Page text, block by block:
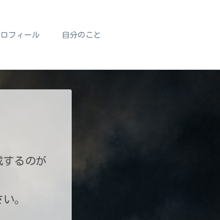
フィール 自分のこと
するのが
。